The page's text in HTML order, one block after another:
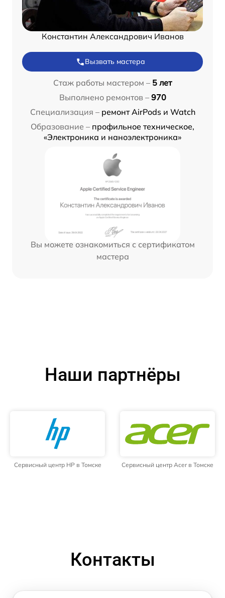
Константин Александрович Иванов
Вызвать мастера
Стаж работы мастером – 5 лет
Выполнено ремонтов – 970
Специализация – ремонт AirPods и Watch
Образование – профильное техническое,
«Электроника и наноэлектроника»
Вы можете ознакомиться с сертификатом
мастера
Наши партнёры
Сервисный центр HP в Томске Сервисный центр Acer в Томске
Контакты